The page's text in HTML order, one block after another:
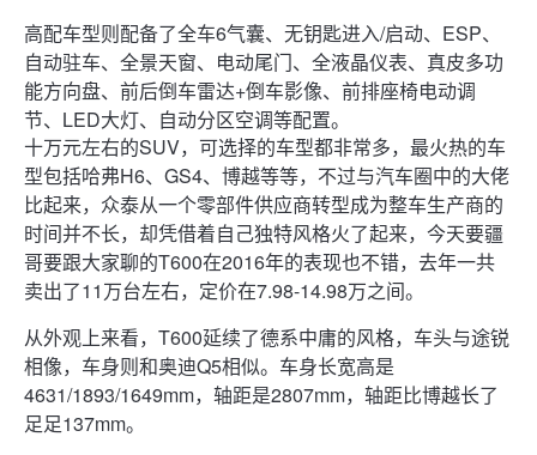
高配车型则配备了全车6气囊、无钥匙进入/启动、ESP、
自动驻车、全景天窗、电动尾门、全液晶仪表、真皮多功
能方向盘、前后倒车雷达+倒车影像、前排座椅电动调
节、LED大灯、自动分区空调等配置。
十万元左右的SUV，可选择的车型都非常多，最火热的车
型包括哈弗H6、GS4、博越等等，不过与汽车圈中的大佬
比起来，众泰从一个零部件供应商转型成为整车生产商的
时间并不长，却凭借着自己独特风格火了起来，今天要疆
哥要跟大家聊的T600在2016年的表现也不错，去年一共
卖出了11万台左右，定价在7.98-14.98万之间。
从外观上来看，T600延续了德系中庸的风格，车头与途锐
相像，车身则和奥迪Q5相似。车身长宽高是
4631/1893/1649mm，轴距是2807mm，轴距比博越长了
足足137mm。